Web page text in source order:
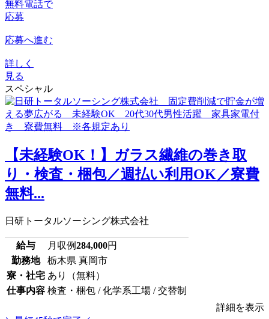
無料電話で
応募
応募へ進む
詳しく
見る
スペシャル
【未経験OK！】ガラス繊維の巻き取
り・検査・梱包／週払い利用OK／寮費
無料...
日研トータルソーシング株式会社
給与 月収例284,000円
勤務地
栃木県 真岡市
寮・社宅 あり（無料）
仕事内容 検査・梱包 / 化学系工場 / 交替制
詳細を表示